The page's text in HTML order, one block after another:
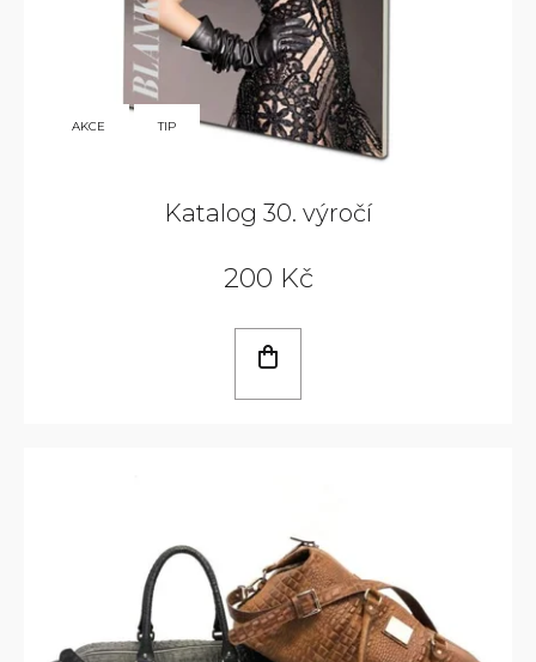
AKCE TIP
Katalog 30. výročí
200 Kč